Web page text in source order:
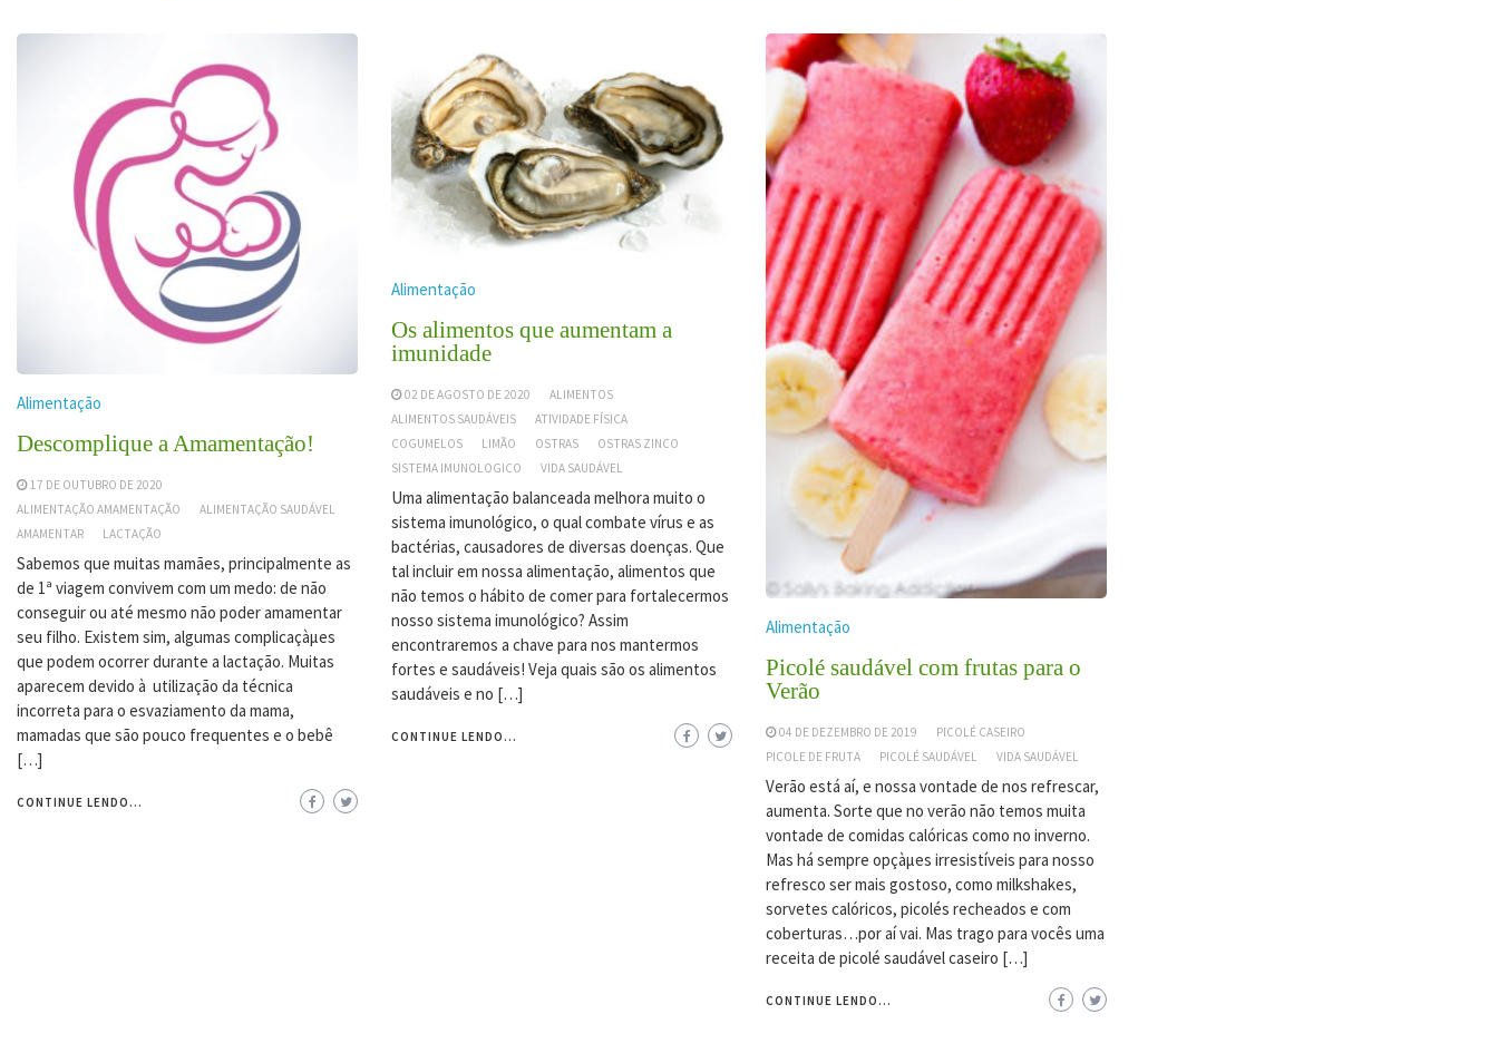
Alimentação
Descomplique a Amamentação!
17 DE OUTUBRO DE 2020
ALIMENTAÇÃO AMAMENTAÇÃO
ALIMENTAÇÃO SAUDÁVEL
AMAMENTAR
LACTAÇÃO
Sabemos que muitas mamães, principalmente as
de 1ª viagem convivem com um medo: de não
conseguir ou até mesmo não poder amamentar
seu filho. Existem sim, algumas complicaçàµes
que podem ocorrer durante a lactação. Muitas
aparecem devido à utilização da técnica
incorreta para o esvaziamento da mama,
mamadas que são pouco frequentes e o bebê
[…]
CONTINUE LENDO...
Alimentação
Os alimentos que aumentam a
imunidade
02 DE AGOSTO DE 2020
ALIMENTOS
ALIMENTOS SAUDÁVEIS
ATIVIDADE FÍSICA
COGUMELOS
LIMÃO OSTRAS
OSTRAS ZINCO
SISTEMA IMUNOLOGICO
VIDA SAUDÁVEL
Uma alimentação balanceada melhora muito o
sistema imunológico, o qual combate vírus e as
bactérias, causadores de diversas doenças. Que
tal incluir em nossa alimentação, alimentos que
não temos o hábito de comer para fortalecermos
nosso sistema imunológico? Assim
encontraremos a chave para nos mantermos
fortes e saudáveis! Veja quais são os alimentos
saudáveis e no […]
CONTINUE LENDO...
Alimentação
Picolé saudável com frutas para o
Verão
04 DE DEZEMBRO DE 2019
PICOLÉ CASEIRO
PICOLE DE FRUTA
PICOLÉ SAUDÁVEL VIDA SAUDÁVEL
Verão está aí, e nossa vontade de nos refrescar,
aumenta. Sorte que no verão não temos muita
vontade de comidas calóricas como no inverno.
Mas há sempre opçàµes irresistíveis para nosso
refresco ser mais gostoso, como milkshakes,
sorvetes calóricos, picolés recheados e com
coberturas…por aí vai. Mas trago para vocês uma
receita de picolé saudável caseiro […]
CONTINUE LENDO...